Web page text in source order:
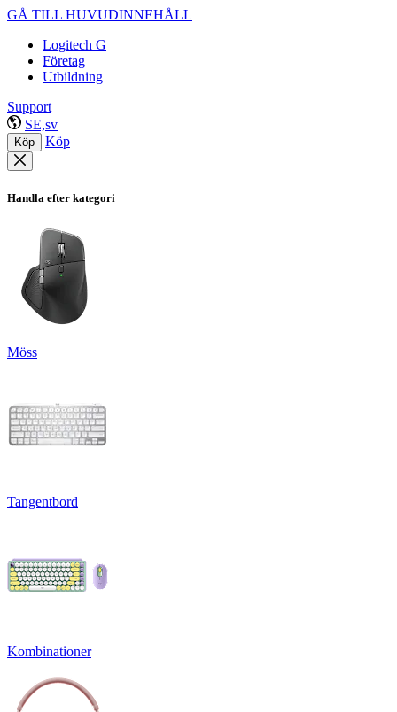
GÅ TILL HUVUDINNEHÅLL
Logitech G
Företag
Utbildning
Support
SE,sv
Köp Köp
Handla efter kategori
Möss
Tangentbord
Kombinationer